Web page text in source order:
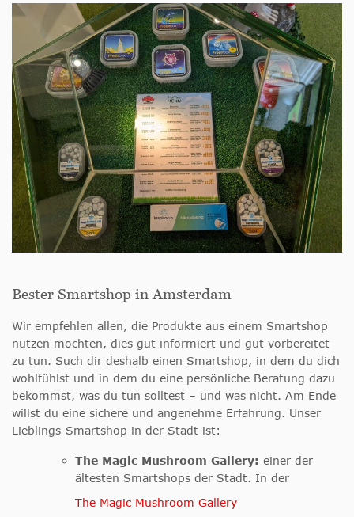
Bester Smartshop in Amsterdam
Wir empfehlen allen, die Produkte aus einem Smartshop
nutzen möchten, dies gut informiert und gut vorbereitet
zu tun. Such dir deshalb einen Smartshop, in dem du dich
wohlfühlst und in dem du eine persönliche Beratung dazu
bekommst, was du tun solltest – und was nicht. Am Ende
willst du eine sichere und angenehme Erfahrung. Unser
Lieblings-Smartshop in der Stadt ist:
The Magic Mushroom Gallery: einer der
ältesten Smartshops der Stadt. In der
The Magic Mushroom Gallery